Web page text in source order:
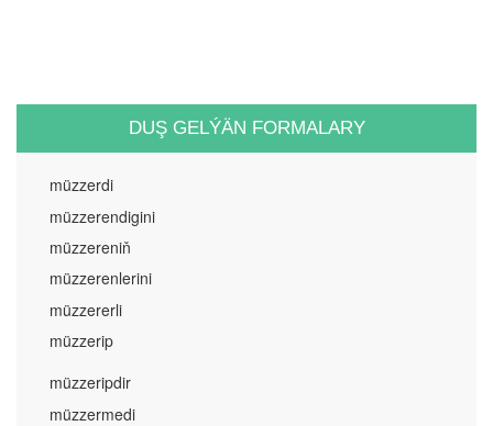
DUŞ GELÝÄN FORMALARY
müzzerdi
müzzerendigini
müzzereniň
müzzerenlerini
müzzererli
müzzerip
müzzeripdir
müzzermedi